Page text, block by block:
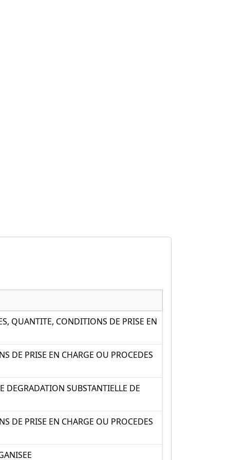
QUANTITE, CONDITIONS DE PRISE EN
DE PRISE EN CHARGE OU PROCEDES
DEGRADATION SUBSTANTIELLE DE
DE PRISE EN CHARGE OU PROCEDES